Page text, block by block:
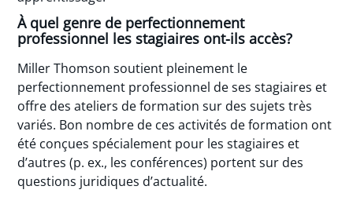
À quel genre de perfectionnement
professionnel les stagiaires ont-ils accès?
Miller Thomson soutient pleinement le
perfectionnement professionnel de ses stagiaires et
offre des ateliers de formation sur des sujets très
variés. Bon nombre de ces activités de formation ont
été conçues spécialement pour les stagiaires et
d’autres (p. ex., les conférences) portent sur des
questions juridiques d’actualité.